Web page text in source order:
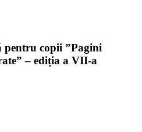
pentru copii ”Pagini
– ediția a VII-a